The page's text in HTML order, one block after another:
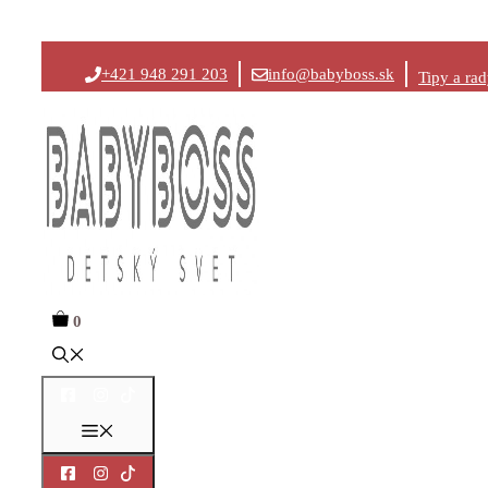
na
+421 948 291 203 info@babyboss.sk Tipy a
0